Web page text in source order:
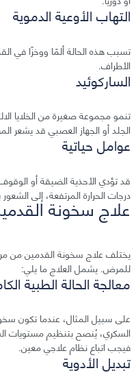
التهاب الأوعية الدموية
تسبب هذه الحالة ألمًا ووخزًا في
الأطراف.
الساركوئيد
تنمو مجموعة صغيرة من الخلايا
الجلد أو الجهاز العصبي قد يشعر
عوامل حياتية
قد تؤدي الأحذية الضيقة أو
درجات الحرارة المرتفعة، إلى
علاج سخونة
يختلف علاج سخونة القدمين من
للمرض. يشمل العلاج ما يلي:
معالجة الحالة الطبية
على سبيل المثال، عندما تكون
السكري، يُنصح بتنظيم مستويات
فيجب اتباع نظام علاجي معين.
تبديل الأدوية